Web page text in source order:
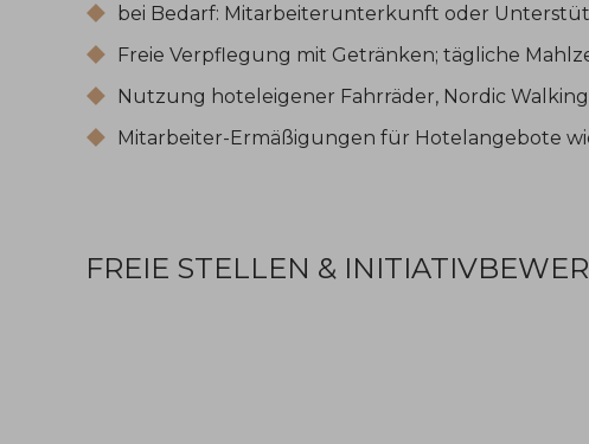
bei Bedarf: Mitarbeiterunterkunft oder
Freie Verpflegung mit Getränken; tägliche
Nutzung hoteleigener Fahrräder, Nordic
Mitarbeiter-Ermäßigungen für Hotelangebote
FREIE STELLEN &